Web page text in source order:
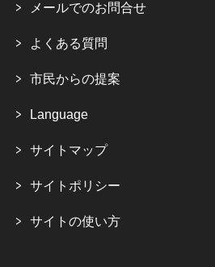
メールでのお問合せ
よくある質問
市民からの提案
Language
サイトマップ
サイトポリシー
サイトの使い方